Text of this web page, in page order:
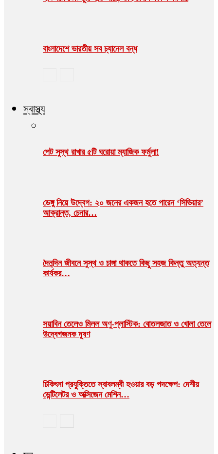
বাংলাদেশে ভারতীয় সব চ্যানেল বন্ধ
স্বাস্থ্য
পেট সুস্থ রাখার ৫টি ঘরোয়া ম্যাজিক ফর্মুলা!
ডেঙ্গু নিয়ে উদ্বেগ: ২০ জনের একজন হতে পারেন ‘সিভিয়ার’
আক্রান্ত, চেনার…
দৈনন্দিন জীবনে সুস্থ ও চাঙ্গা থাকতে কিছু সহজ কিন্তু অত্যন্ত
কার্যকর…
সয়াবিন তেলেও মিলল অণু-প্লাস্টিক: বোতলজাত ও খোলা তেলে
উদ্বেগজনক দূষণ
চিকিৎসা প্রযুক্তিতে স্বাবলম্বী হওয়ার বড় পদক্ষেপ: দেশীয়
ভেন্টিলেটর ও অক্সিজেন মেশিন…